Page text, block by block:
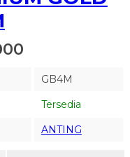
GB4M
Tersedia
ANTING